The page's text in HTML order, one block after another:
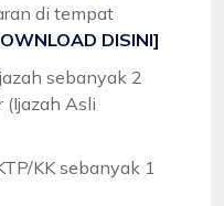
di tempat
DISINI]
sebanyak 2
(Ijazah Asli
KK sebanyak 1